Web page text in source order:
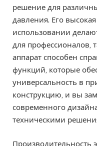
решение для
давления. Его
использовании
для профессионалов,
аппарат способен
функций, которые
универсальность в
конструкцию, и вы
современного
техническими
Производительность